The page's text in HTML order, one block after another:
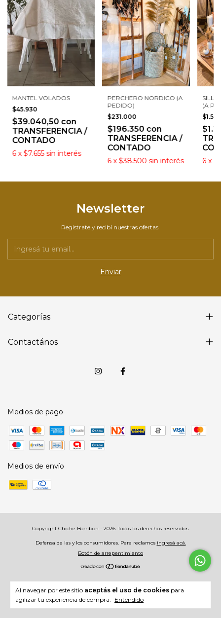
Al navegar por este sitio aceptás el uso de cookies para
agilizar tu experiencia de compra. Entendido
MANTEL VOLADOS
$45.930
$39.040,50 con
TRANSFERENCIA /
CONTADO
6 x $7.655 sin interés
PERCHERO NORDICO (A
PEDIDO)
$231.000
$196.350 con
TRANSFERENCIA /
CONTADO
6 x $38.500 sin interés
(A
6 x
Newsletter
Registrate y recibí nuestras ofertas.
Categorías
Contactános
Medios de pago
Medios de envío
Copyright Chiche Bombon - 2026. Todos los derechos reservados.
Defensa de las y los consumidores. Para reclamos ingresá acá.
Botón de arrepentimiento